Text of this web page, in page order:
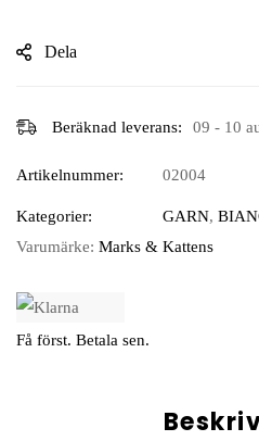
Dela
Beräknad leverans: 09 - 10
Artikelnummer: 02004
Kategorier: GARN,
Varumärke: Marks & Kattens
Få först. Betala sen.